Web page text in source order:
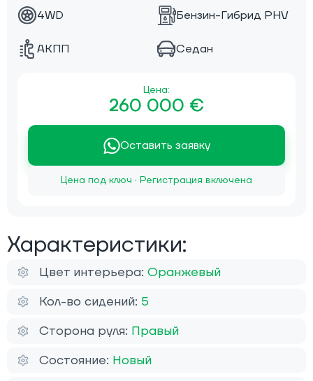
4WD Бензин-Гибрид PHV
АКПП Седан
Цена:
260 000 €
Оставить заявку
Цена под ключ · Регистрация включена
Характеристики:
Цвет интерьера: Оранжевый
Кол-во сидений: 5
Сторона руля: Правый
Состояние: Новый